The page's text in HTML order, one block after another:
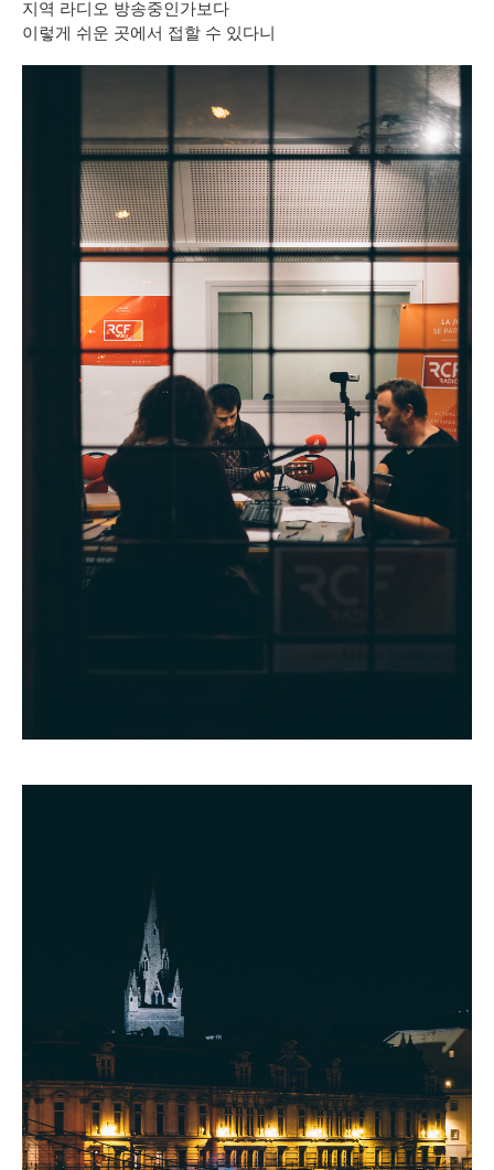
지역 라디오 방송중인가보다
이렇게 쉬운 곳에서 접할 수 있다니